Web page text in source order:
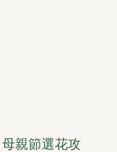
母親節選花攻